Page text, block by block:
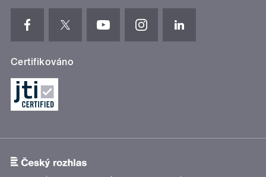
Certifikováno